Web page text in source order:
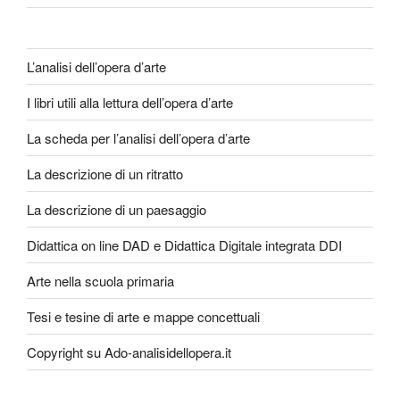
L’analisi dell’opera d’arte
I libri utili alla lettura dell’opera d’arte
La scheda per l’analisi dell’opera d’arte
La descrizione di un ritratto
La descrizione di un paesaggio
Didattica on line DAD e Didattica Digitale integrata DDI
Arte nella scuola primaria
Tesi e tesine di arte e mappe concettuali
Copyright su Ado-analisidellopera.it